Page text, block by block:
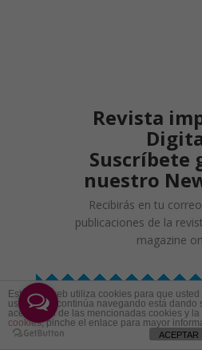
Revista
Suscríbete
nuestro
Recibirás en tu
publicaciones de la
magazine
Este sitio web utiliza cookies para que
usuario. Si continúa navegando está dando
aceptación de las mencionadas cookies y
cookies, pinche el enlace para mayor
ACEPTAR